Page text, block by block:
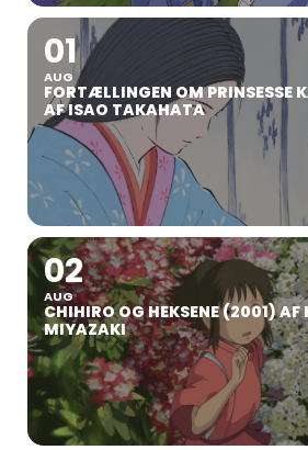
01
AUG
FORTÆLLINGEN OM PRINSESSE
AF ISAO TAKAHATA
02
AUG
CHIHIRO OG HEKSENE (2001) AF
MIYAZAKI